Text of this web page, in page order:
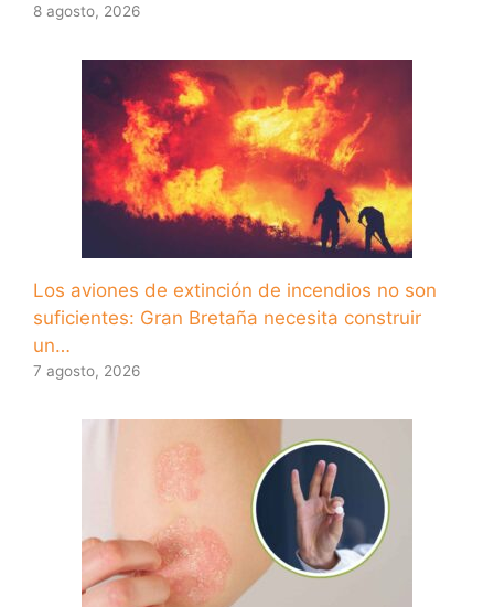
8 agosto, 2026
Los aviones de extinción de incendios no son
suficientes: Gran Bretaña necesita construir
un…
7 agosto, 2026